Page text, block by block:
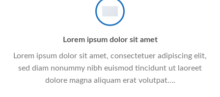
Lorem ipsum dolor sit amet
Lorem ipsum dolor sit amet, consectetuer adipiscing elit,
sed diam nonummy nibh euismod tincidunt ut laoreet
dolore magna aliquam erat volutpat….